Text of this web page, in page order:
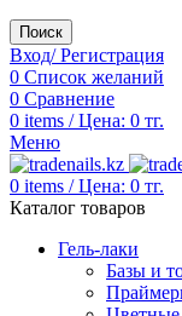
Поиск
Вход/ Регистрация
0 Список желаний
0 Сравнение
0 items / Цена: 0 тг.
Меню
0 items / Цена: 0 тг.
Каталог товаров
Гель-лаки
Базы и